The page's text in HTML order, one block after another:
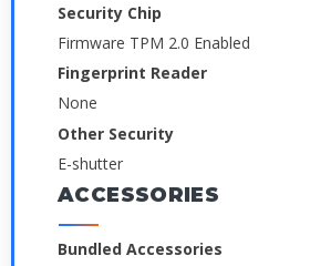
Security Chip
Firmware TPM 2.0 Enabled
Fingerprint Reader
None
Other Security
E-shutter
ACCESSORIES
Bundled Accessories